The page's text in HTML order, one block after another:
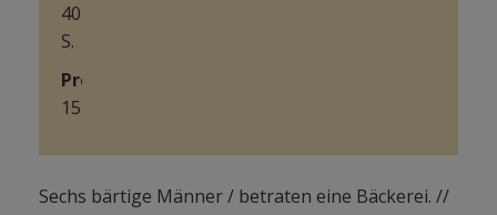
40
S.
Preis
15,40€
Sechs bärtige Männer / betraten eine Bäckerei. //